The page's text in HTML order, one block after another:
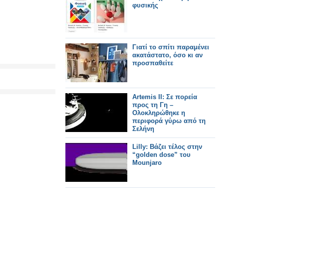
φυσικής
Γιατί το σπίτι παραμένει
ακατάστατο, όσο κι αν
προσπαθείτε
Artemis ΙΙ: Σε πορεία
προς τη Γη –
Ολοκληρώθηκε η
περιφορά γύρω από τη
Σελήνη
Lilly: Βάζει τέλος στην
“golden dose” του
Mounjaro